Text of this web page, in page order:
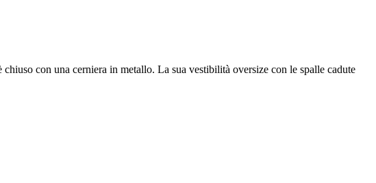
con una cerniera in metallo. La sua vestibilità oversize con le spalle cadute